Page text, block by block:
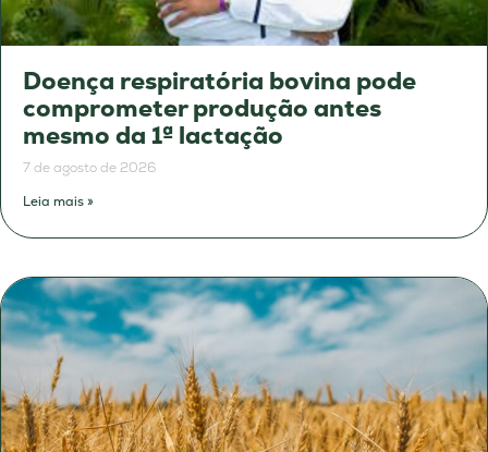
Doença respiratória bovina pode
comprometer produção antes
mesmo da 1ª lactação
7 de agosto de 2026
Leia mais »